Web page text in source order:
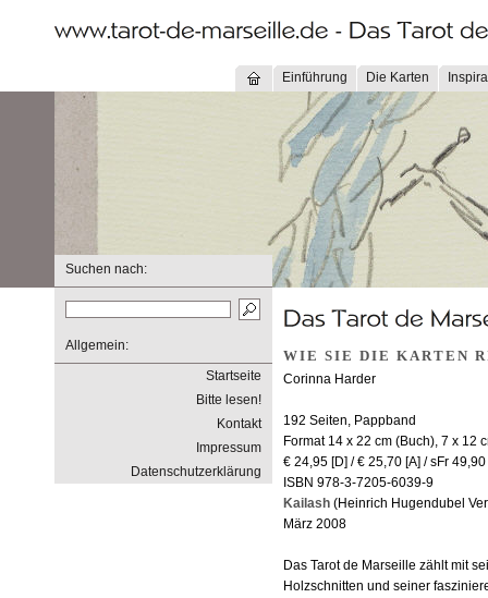
Einführung Die Karten
Suchen nach:
Allgemein:
Startseite
Bitte lesen!
Kontakt
Impressum
Datenschutzerklärung
WIE SIE DIE KARTEN
Corinna Harder
192 Seiten, Pappband
Format 14 x 22 cm (Buch), 7 x 12
€ 24,95 [D] / € 25,70 [A] / sFr 49,90
ISBN 978-3-7205-6039-9
Kailash (Heinrich Hugendubel
März 2008
Das Tarot de Marseille zählt mit
Holzschnitten und seiner